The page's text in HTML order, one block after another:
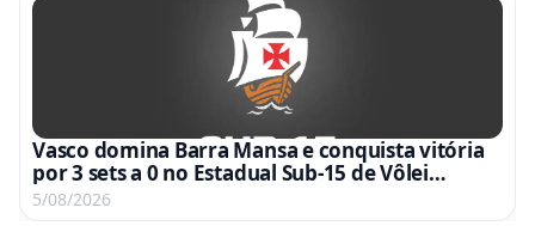
Vasco domina Barra Mansa e conquista vitória
por 3 sets a 0 no Estadual Sub-15 de Vôlei
Feminino
5/08/2026